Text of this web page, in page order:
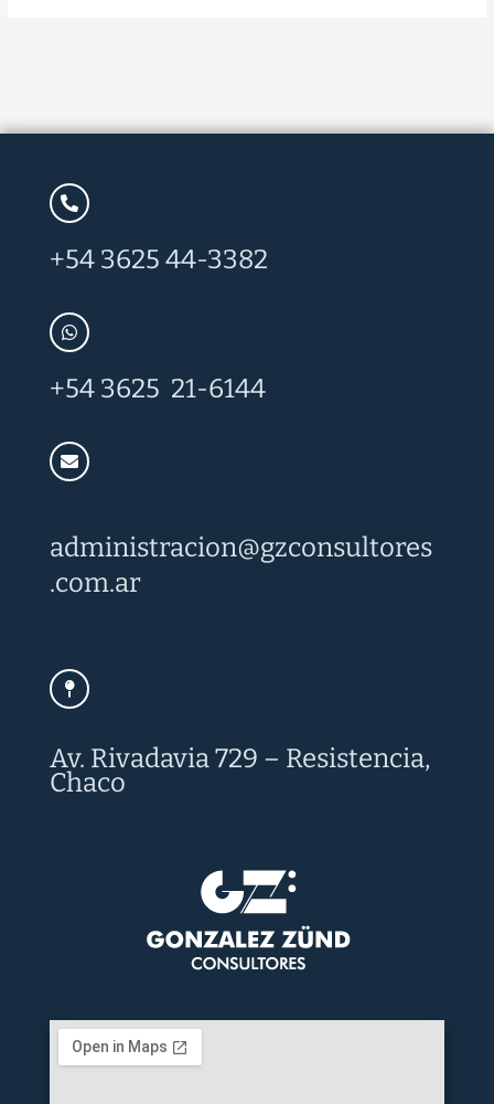
+54 3625 44-3382
+54 3625 21-6144
administracion@gzconsultores
.com.ar
Av. Rivadavia 729 – Resistencia,
Chaco